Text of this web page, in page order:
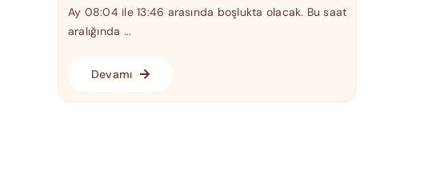
Ay 08:04 ile 13:46 arasında boşlukta olacak. Bu saat
aralığında ...
Devamı